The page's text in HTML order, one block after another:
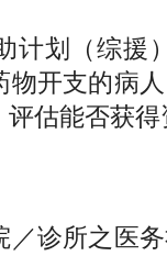
计划（综援
物开支的病
估能否获得
诊所之医